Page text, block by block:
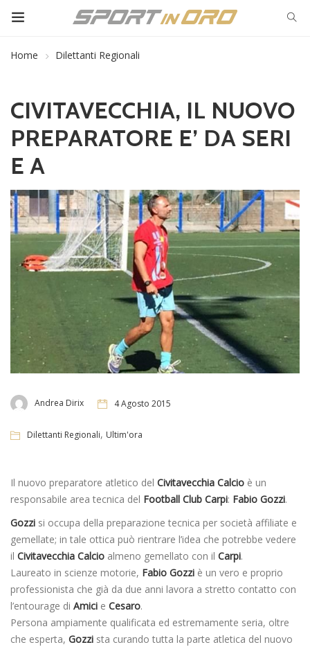
Home Dilettanti Regionali
CIVITAVECCHIA, IL NUOVO
PREPARATORE E’ DA SERI
E A
Andrea Dirix 4 Agosto 2015
Dilettanti Regionali, Ultim'ora
Il nuovo preparatore atletico del Civitavecchia Calcio è un
responsabile area tecnica del Football Club Carpi: Fabio Gozzi.
Gozzi si occupa della preparazione tecnica per società affiliate e
gemellate; in tale ottica può rientrare l’idea che potrebbe vedere
il Civitavecchia Calcio almeno gemellato con il Carpi.
Laureato in scienze motorie, Fabio Gozzi è un vero e proprio
professionista che già da due anni lavora a stretto contatto con
l’entourage di Amici e Cesaro.
Persona ampiamente qualificata ed estremamente seria, oltre
che esperta, Gozzi sta curando tutta la parte atletica del nuovo